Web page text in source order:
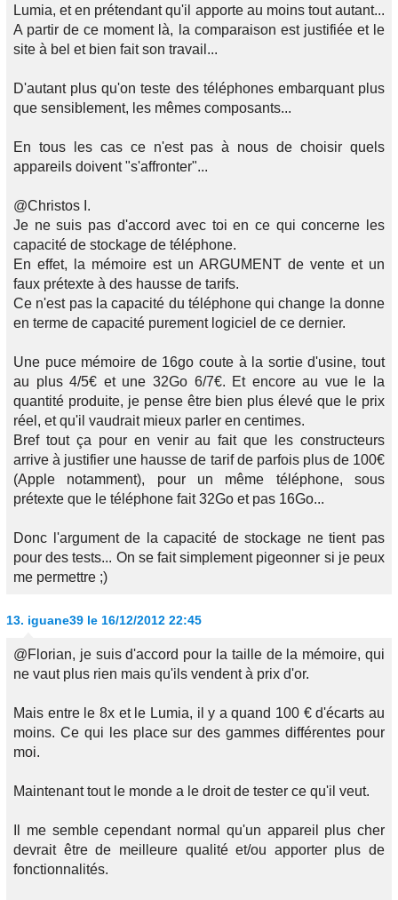
Lumia, et en prétendant qu'il apporte au moins tout autant...
A partir de ce moment là, la comparaison est justifiée et le
site à bel et bien fait son travail...
D'autant plus qu'on teste des téléphones embarquant plus
que sensiblement, les mêmes composants...
En tous les cas ce n'est pas à nous de choisir quels
appareils doivent "s'affronter"...
@Christos I.
Je ne suis pas d'accord avec toi en ce qui concerne les
capacité de stockage de téléphone.
En effet, la mémoire est un ARGUMENT de vente et un
faux prétexte à des hausse de tarifs.
Ce n'est pas la capacité du téléphone qui change la donne
en terme de capacité purement logiciel de ce dernier.
Une puce mémoire de 16go coute à la sortie d'usine, tout
au plus 4/5€ et une 32Go 6/7€. Et encore au vue le la
quantité produite, je pense être bien plus élevé que le prix
réel, et qu'il vaudrait mieux parler en centimes.
Bref tout ça pour en venir au fait que les constructeurs
arrive à justifier une hausse de tarif de parfois plus de 100€
(Apple notamment), pour un même téléphone, sous
prétexte que le téléphone fait 32Go et pas 16Go...
Donc l'argument de la capacité de stockage ne tient pas
pour des tests... On se fait simplement pigeonner si je peux
me permettre ;)
13. iguane39 le 16/12/2012 22:45
@Florian, je suis d'accord pour la taille de la mémoire, qui
ne vaut plus rien mais qu'ils vendent à prix d'or.
Mais entre le 8x et le Lumia, il y a quand 100 € d'écarts au
moins. Ce qui les place sur des gammes différentes pour
moi.
Maintenant tout le monde a le droit de tester ce qu'il veut.
Il me semble cependant normal qu'un appareil plus cher
devrait être de meilleure qualité et/ou apporter plus de
fonctionnalités.